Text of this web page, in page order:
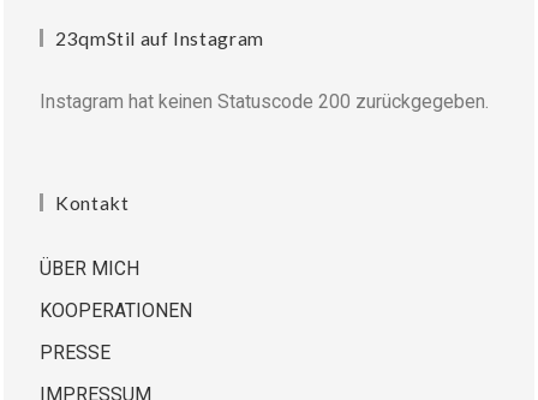
23qmStil auf Instagram
Instagram hat keinen Statuscode 200 zurückgegeben.
Kontakt
ÜBER MICH
KOOPERATIONEN
PRESSE
IMPRESSUM